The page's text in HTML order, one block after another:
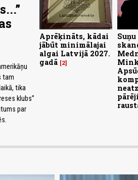
tam
tika
klubs”
par
Aprēķināts, kādai
jābūt minimālajai
algai Latvijā 2027.
gadā 2